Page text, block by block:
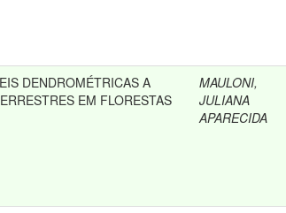
DENDROMÉTRICAS A
EM FLORESTAS
MAULONI,
JULIANA
APARECIDA